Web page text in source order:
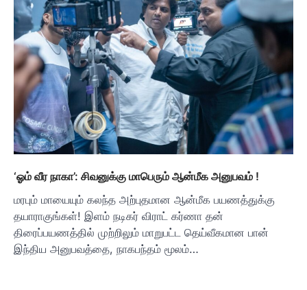
‘ஓம் வீர நாகா’: சிவனுக்கு மாபெரும் ஆன்மீக அனுபவம் !
மரபும் மாயையும் கலந்த அற்புதமான ஆன்மீக பயணத்துக்கு
தயாராகுங்கள்! இளம் நடிகர் விராட் கர்ணா தன்
திரைப்பயணத்தில் முற்றிலும் மாறுபட்ட தெய்வீகமான பான்
இந்திய அனுபவத்தை, நாகபந்தம் மூலம்…